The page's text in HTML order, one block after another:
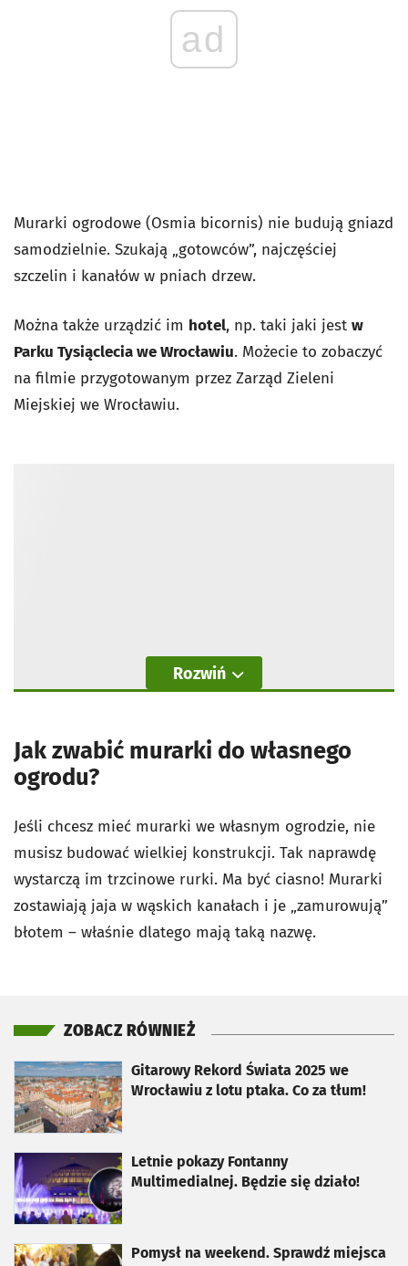
ad
Murarki ogrodowe (Osmia bicornis) nie budują gniazd
samodzielnie. Szukają „gotowców”, najczęściej
szczelin i kanałów w pniach drzew.
Można także urządzić im hotel, np. taki jaki jest w
Parku Tysiąclecia we Wrocławiu. Możecie to zobaczyć
na filmie przygotowanym przez Zarząd Zieleni
Miejskiej we Wrocławiu.
Rozwiń
Jak zwabić murarki do własnego
ogrodu?
Jeśli chcesz mieć murarki we własnym ogrodzie, nie
musisz budować wielkiej konstrukcji. Tak naprawdę
wystarczą im trzcinowe rurki. Ma być ciasno! Murarki
zostawiają jaja w wąskich kanałach i je „zamurowują”
błotem – właśnie dlatego mają taką nazwę.
ZOBACZ RÓWNIEŻ
Gitarowy Rekord Świata 2025 we
Wrocławiu z lotu ptaka. Co za tłum!
otworzy się w nowej karcie
Letnie pokazy Fontanny
Multimedialnej. Będzie się działo!
otworzy się w nowej karcie
Pomysł na weekend. Sprawdź miejsca
otworzy się w nowej karcie